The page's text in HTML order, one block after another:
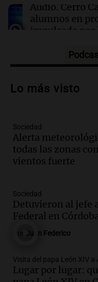
Audio. Cerro
alumnos en
impulsado por
Audio.
argentino en
Audio.Riesgo
Córdoba a
Noticias
Audio.
Mendoza por
Redentor sigue
Episodios
en el proyecto
Rosario
Lo más visto
Sociedad
Alerta
todas las zonas
vientos fuerte
Sociedad
Detuvieron al jefe
Federal en
Juan Federico
Visita del papa León XIV a
Lugar por lugar: